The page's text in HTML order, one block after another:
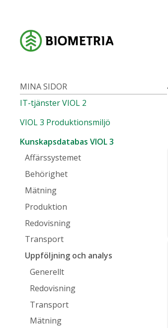
MINA SIDOR
IT-tjänster VIOL 2
VIOL 3 Produktionsmiljö
Kunskapsdatabas VIOL 3
Affärssystemet
Behörighet
Mätning
Produktion
Redovisning
Transport
Uppföljning och analys
Generellt
Redovisning
Transport
Mätning